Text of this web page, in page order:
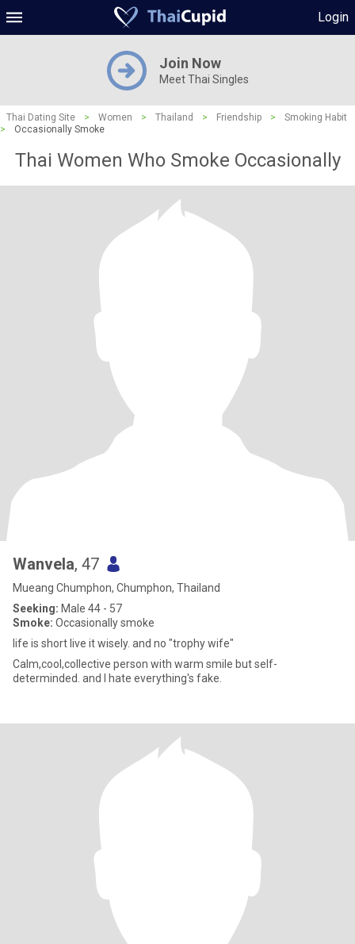
Login
Join Now
Meet Thai Singles
Thai Dating Site > Women > Thailand > Friendship >
Smoking Habit
>
Occasionally Smoke
Thai Women Who Smoke Occasionally
Wanvela, 47
Mueang Chumphon, Chumphon, Thailand
Seeking: Male 44 - 57
Smoke: Occasionally smoke
life is short live it wisely. and no "trophy wife"
Calm,cool,collective person with warm smile but self-
determinded. and I hate everything's fake.